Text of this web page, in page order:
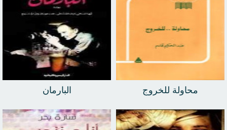
محاولة للخروج البارمان